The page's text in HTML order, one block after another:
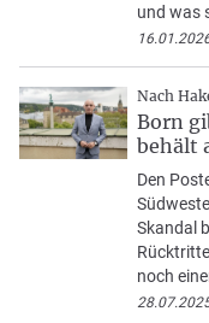
und was
Nach
Born
behält
Den
Skandal
noch